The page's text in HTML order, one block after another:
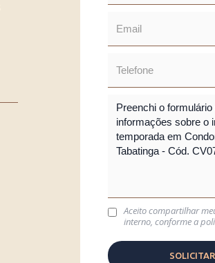
Aceito compartilhar
interno, conforme a